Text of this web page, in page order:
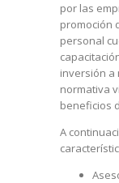
por las
promoción
personal
inversión a
normativa
beneficios
A